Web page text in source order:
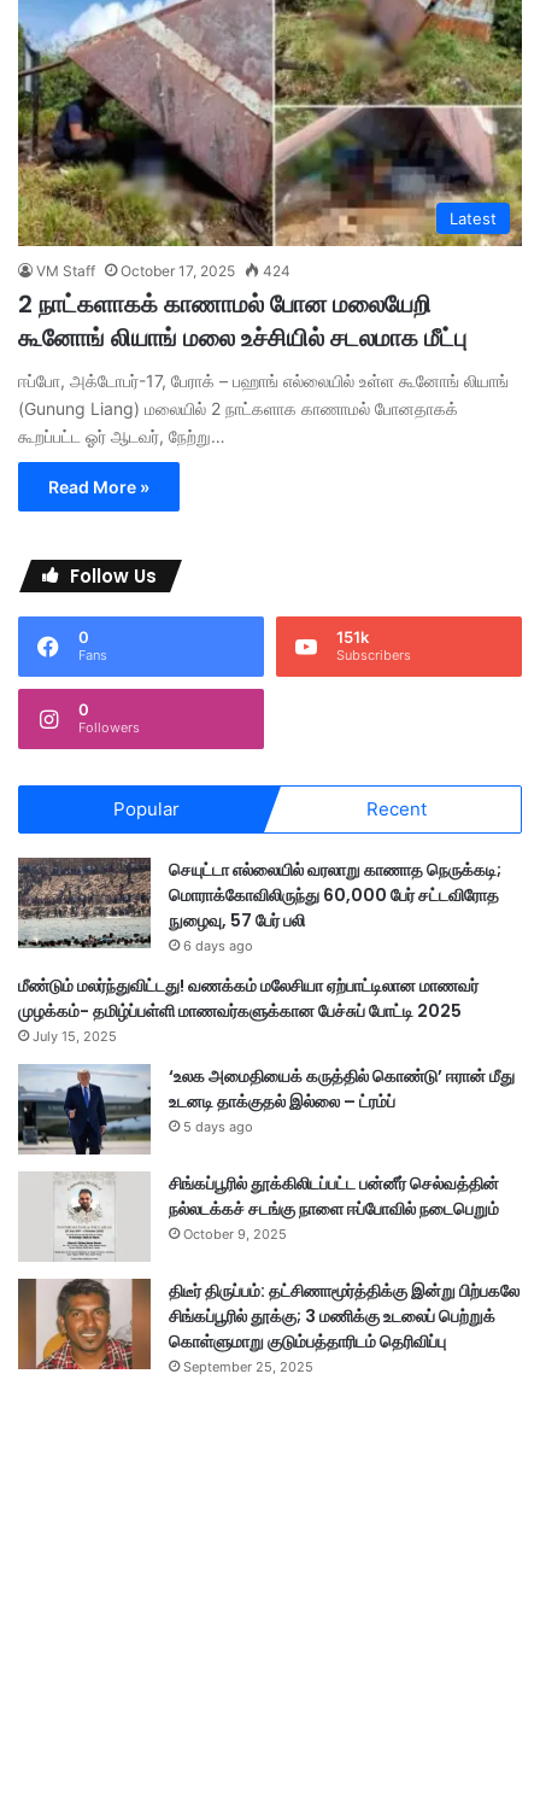
Latest
VM Staff October 17, 2025 424
2 நாட்களாகக் காணாமல் போன மலையேறி
கூனோங் லியாங் மலை உச்சியில் சடலமாக மீட்பு
ஈப்போ, அக்டோபர்-17, பேராக் – பஹாங் எல்லையில் உள்ள கூனோங் லியாங்
(Gunung Liang) மலையில் 2 நாட்களாக காணாமல் போனதாகக்
கூறப்பட்ட ஓர் ஆடவர், நேற்று…
Read More »
Follow Us
0
Fans
151k
Subscribers
0
Followers
Popular Recent
செயுட்டா எல்லையில் வரலாறு காணாத நெருக்கடி;
மொராக்கோவிலிருந்து 60,000 பேர் சட்டவிரோத
நுழைவு, 57 பேர் பலி
6 days ago
மீண்டும் மலர்ந்துவிட்டது! வணக்கம் மலேசியா ஏற்பாட்டிலான மாணவர்
முழக்கம்- தமிழ்ப்பள்ளி மாணவர்களுக்கான பேச்சுப் போட்டி 2025
July 15, 2025
‘உலக அமைதியைக் கருத்தில் கொண்டு’ ஈரான் மீது
உடனடி தாக்குதல் இல்லை – ட்ரம்ப்
5 days ago
சிங்கப்பூரில் தூக்கிலிடப்பட்ட பன்னீர் செல்வத்தின்
நல்லடக்கச் சடங்கு நாளை ஈப்போவில் நடைபெறும்
October 9, 2025
திடீர் திருப்பம்: தட்சிணாமூர்த்திக்கு இன்று பிற்பகலே
சிங்கப்பூரில் தூக்கு; 3 மணிக்கு உடலைப் பெற்றுக்
கொள்ளுமாறு குடும்பத்தாரிடம் தெரிவிப்பு
September 25, 2025